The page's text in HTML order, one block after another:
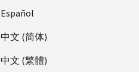
Español
中文 (简体)
中文 (繁體)